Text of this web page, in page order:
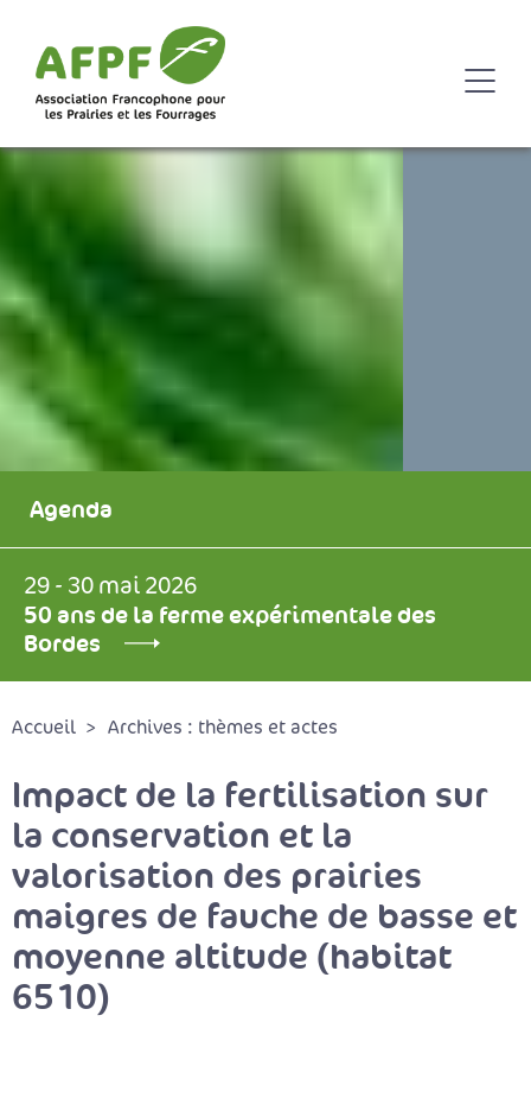
Agenda
29 - 30 mai 2026
50 ans de la ferme expérimentale des
Bordes
Accueil Archives : thèmes et actes
Impact de la fertilisation sur
la conservation et la
valorisation des prairies
maigres de fauche de basse et
moyenne altitude (habitat
6510)